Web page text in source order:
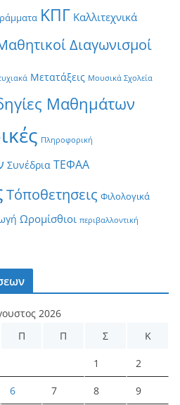
ΚΠΓ Καλλιτεχνικά
Διαγωνισμοί
Μετατάξεις Μουσικά Σχολεία
Μαθημάτων
Πληροφορική
Συνέδρια ΤΕΦΑΑ
Τόποθετησεις Φιλολογικά
Ωρομίσθιοι περιβαλλοντική
2026
Π Π Σ Κ
1 2
6 7 8 9